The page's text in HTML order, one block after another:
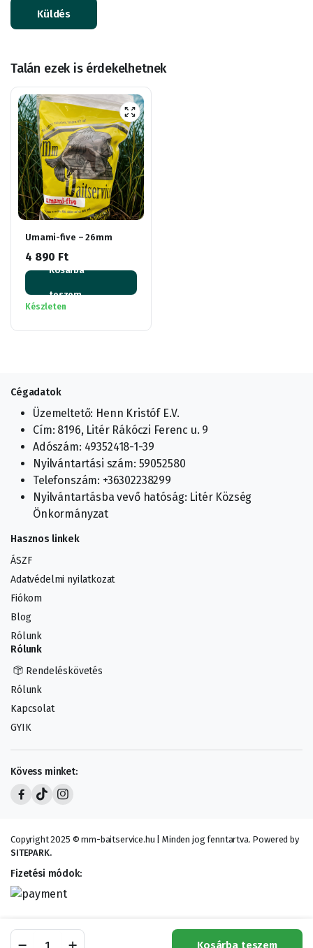
Kosárba teszem
Talán ezek is érdekelhetnek
Umami-five – 26mm
4 890 Ft
Kosárba
teszem
Készleten
Cégadatok
Üzemeltető: Henn Kristóf E.V.
Cím: 8196, Litér Rákóczi Ferenc u. 9
Adószám: 49352418-1-39
Nyilvántartási szám: 59052580
Telefonszám: +36302238299
Nyilvántartásba vevő hatóság: Litér Község
Önkormányzat
Hasznos linkek
ÁSZF
Adatvédelmi nyilatkozat
Fiókom
Blog
Rólunk
Rólunk
Rendeléskövetés
Rólunk
Kapcsolat
GYIK
Kövess minket:
Copyright 2025 © mm-baitservice.hu | Minden jog fenntartva. Powered by
SITEPARK.
Fizetési módok: